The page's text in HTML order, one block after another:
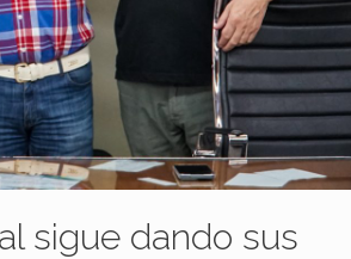
sigue dando sus